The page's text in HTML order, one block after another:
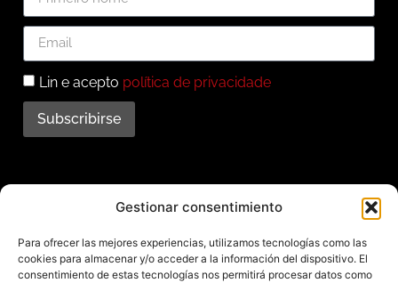
Gestionar consentimiento
Para ofrecer las mejores experiencias, utilizamos tecnologías como las
cookies para almacenar y/o acceder a la información del dispositivo. El
consentimiento de estas tecnologías nos permitirá procesar datos como
Lin e acepto política de privacidade
Subscribirse
Subscríbete ao noso
boletín
Mantente informado das últimas novidades e